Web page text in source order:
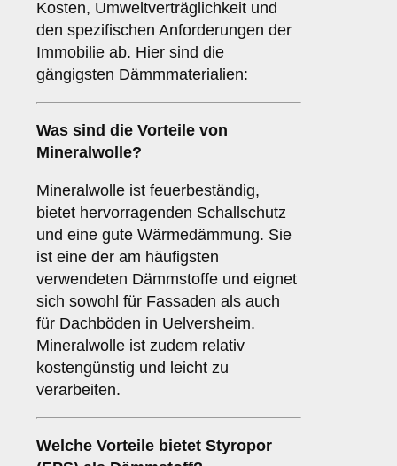
Kosten, Umweltverträglichkeit und
den spezifischen Anforderungen der
Immobilie ab. Hier sind die
gängigsten Dämmmaterialien:
Was sind die Vorteile von
Mineralwolle?
Mineralwolle ist feuerbeständig,
bietet hervorragenden Schallschutz
und eine gute Wärmedämmung. Sie
ist eine der am häufigsten
verwendeten Dämmstoffe und eignet
sich sowohl für Fassaden als auch
für Dachböden in Uelversheim.
Mineralwolle ist zudem relativ
kostengünstig und leicht zu
verarbeiten.
Welche Vorteile bietet Styropor